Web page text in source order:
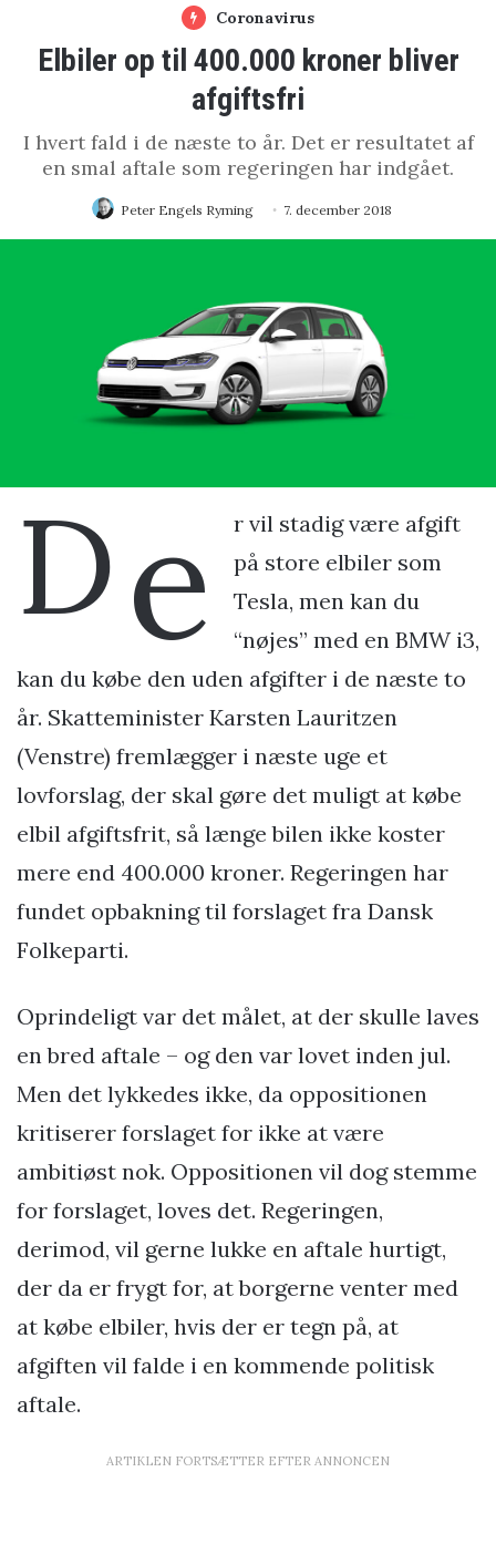
Coronavirus
Elbiler op til 400.000 kroner bliver
afgiftsfri
I hvert fald i de næste to år. Det er resultatet af
en smal aftale som regeringen har indgået.
Peter Engels Ryming 7. december 2018
De
r vil stadig være afgift
på store elbiler som
Tesla, men kan du
“nøjes” med en BMW i3,
kan du købe den uden afgifter i de næste to
år. Skatteminister Karsten Lauritzen
(Venstre) fremlægger i næste uge et
lovforslag, der skal gøre det muligt at købe
elbil afgiftsfrit, så længe bilen ikke koster
mere end 400.000 kroner. Regeringen har
fundet opbakning til forslaget fra Dansk
Folkeparti.
Oprindeligt var det målet, at der skulle laves
en bred aftale – og den var lovet inden jul.
Men det lykkedes ikke, da oppositionen
kritiserer forslaget for ikke at være
ambitiøst nok. Oppositionen vil dog stemme
for forslaget, loves det. Regeringen,
derimod, vil gerne lukke en aftale hurtigt,
der da er frygt for, at borgerne venter med
at købe elbiler, hvis der er tegn på, at
afgiften vil falde i en kommende politisk
aftale.
ARTIKLEN FORTSÆTTER EFTER ANNONCEN